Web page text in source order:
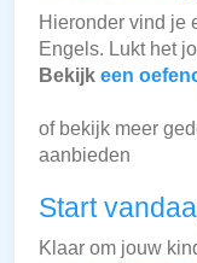
Hieronder vind je
Engels. Lukt het
Bekijk een
of bekijk meer
aanbieden
Start
Klaar om jouw